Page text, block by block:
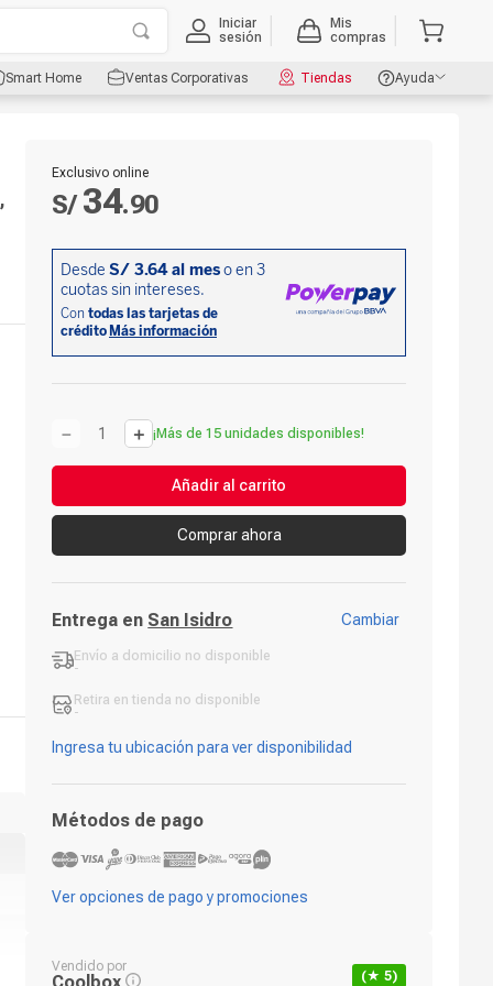
Iniciar
sesión
Mis
compras
Smart Home Ventas Corporativas Tiendas
Ayuda
Exclusivo online
S/ 34.90
＋
－ ¡Más de 15 unidades disponibles!
Añadir al carrito
Comprar ahora
Entrega en San Isidro Cambiar
Envío a domicilio no disponible
-
Retira en tienda no disponible
-
Ingresa tu ubicación para ver disponibilidad
Métodos de pago
Ver opciones de pago y promociones
Vendido por
(★ 5)